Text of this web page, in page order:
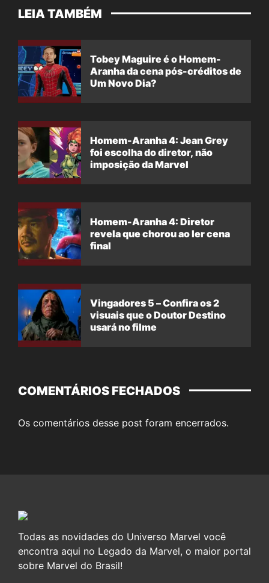
LEIA TAMBÉM
Tobey Maguire é o Homem-
Aranha da cena pós-créditos de
Um Novo Dia?
Homem-Aranha 4: Jean Grey
foi escolha do diretor, não
imposição da Marvel
Homem-Aranha 4: Diretor
revela que chorou ao ler cena
final
Vingadores 5 – Confira os 2
visuais que o Doutor Destino
usará no filme
COMENTÁRIOS FECHADOS
Os comentários desse post foram encerrados.
Todas as novidades do Universo Marvel você
encontra aqui no Legado da Marvel, o maior portal
sobre Marvel do Brasil!